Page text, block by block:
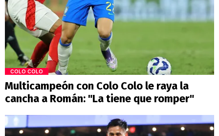
COLO COLO
Multicampeón con Colo Colo le raya la
cancha a Román: "La tiene que romper"